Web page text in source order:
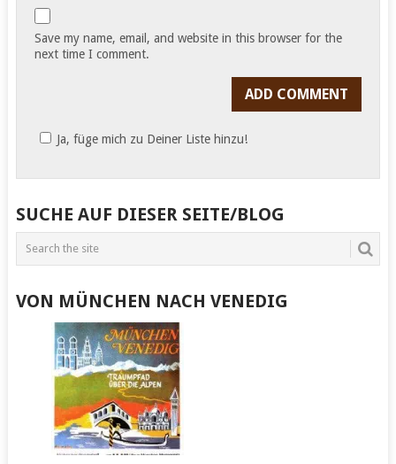
Save my name, email, and website in this browser for the
next time I comment.
Ja, füge mich zu Deiner Liste hinzu!
SUCHE AUF DIESER SEITE/BLOG
VON MÜNCHEN NACH VENEDIG